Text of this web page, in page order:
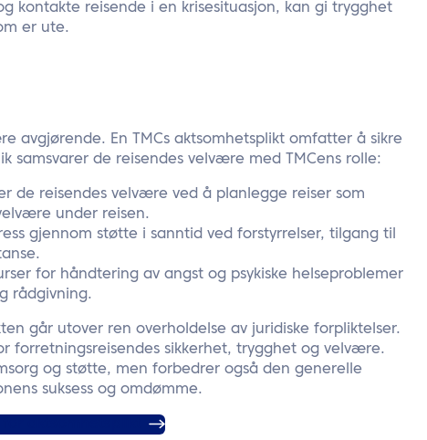
kontakte reisende i en krisesituasjon, kan gi trygghet
er ute.
avgjørende. En TMCs aktsomhetsplikt omfatter å sikre
samsvarer de reisendes velvære med TMCens rolle:
de reisendes velvære ved å planlegge reiser som
under reisen.
gjennom støtte i sanntid ved forstyrrelser, tilgang til
for håndtering av angst og psykiske helseproblemer
rådgivning.
går utover ren overholdelse av juridiske forpliktelser.
forretningsreisendes sikkerhet, trygghet og velvære.
og støtte, men forbedrer også den generelle
suksess og omdømme.